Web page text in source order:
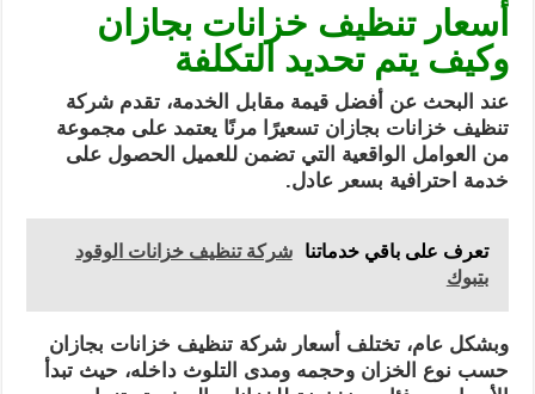
أسعار تنظيف خزانات بجازان
وكيف يتم تحديد التكلفة
عند البحث عن أفضل قيمة مقابل الخدمة، تقدم شركة
تنظيف خزانات بجازان تسعيرًا مرنًا يعتمد على مجموعة
من العوامل الواقعية التي تضمن للعميل الحصول على
خدمة احترافية بسعر عادل.
تعرف على باقي خدماتنا
شركة تنظيف خزانات الوقود
بتبوك
وبشكل عام، تختلف أسعار شركة تنظيف خزانات بجازان
حسب نوع الخزان وحجمه ومدى التلوث داخله، حيث تبدأ